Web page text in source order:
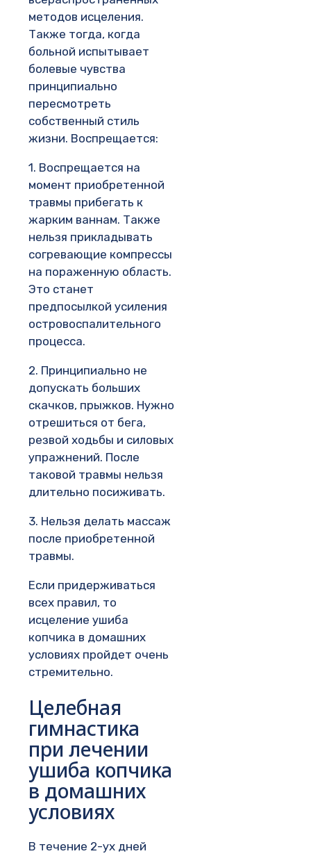
методов исцеления.
Также тогда, когда
больной испытывает
болевые чувства
принципиально
пересмотреть
собственный стиль
жизни. Воспрещается:
1. Воспрещается на
момент приобретенной
травмы прибегать к
жарким ваннам. Также
нельзя прикладывать
согревающие компрессы
на пораженную область.
Это станет
предпосылкой усиления
островоспалительного
процесса.
2. Принципиально не
допускать больших
скачков, прыжков. Нужно
отрешиться от бега,
резвой ходьбы и силовых
упражнений. После
таковой травмы нельзя
длительно посиживать.
3. Нельзя делать массаж
после приобретенной
травмы.
Если придерживаться
всех правил, то
исцеление ушиба
копчика в домашних
условиях пройдет очень
стремительно.
Целебная
гимнастика
при лечении
ушиба копчика
в домашних
условиях
В течение 2-ух дней